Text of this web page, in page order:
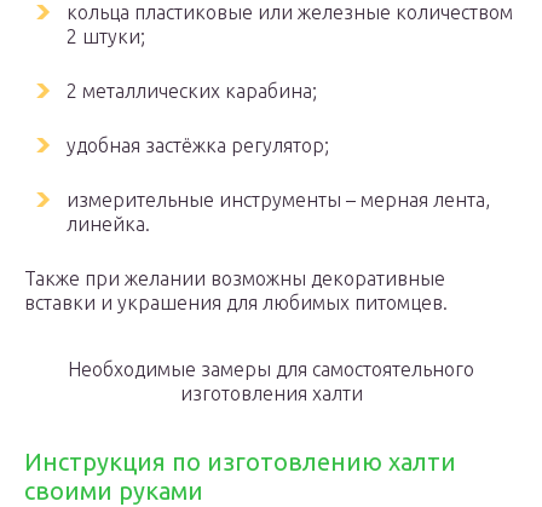
кольца пластиковые или железные количеством
2 штуки;
2 металлических карабина;
удобная застёжка регулятор;
измерительные инструменты – мерная лента,
линейка.
Также при желании возможны декоративные
вставки и украшения для любимых питомцев.
Необходимые замеры для самостоятельного
изготовления халти
Инструкция по изготовлению халти
своими руками